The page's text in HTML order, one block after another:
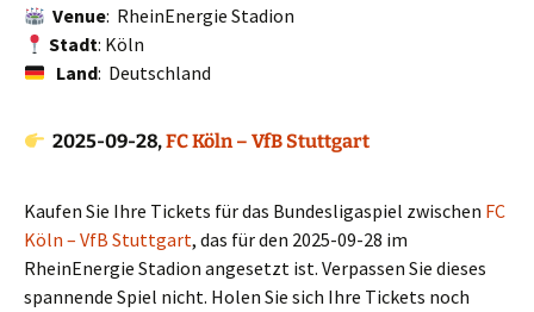
Venue: RheinEnergie Stadion
Stadt: Köln
Land: Deutschland
2025-09-28,FC Köln – VfB Stuttgart
Kaufen Sie Ihre Tickets für das Bundesligaspiel zwischen FC
Köln – VfB Stuttgart, das für den 2025-09-28 im
RheinEnergie Stadion angesetzt ist. Verpassen Sie dieses
spannende Spiel nicht. Holen Sie sich Ihre Tickets noch